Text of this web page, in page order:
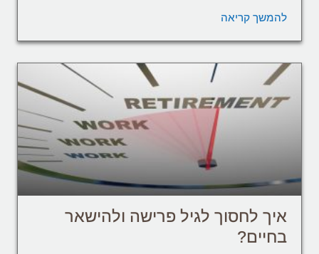
להמשך קריאה
איך לחסוך לגיל פרישה ולהישאר
בחיים?